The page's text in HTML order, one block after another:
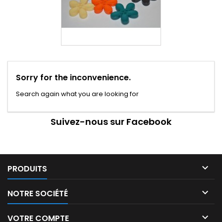
Sorry for the inconvenience.
Search again what you are looking for
Suivez-nous sur Facebook
PRODUITS 
NOTRE SOCIÉTÉ 
VOTRE COMPTE 